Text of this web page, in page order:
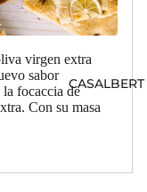
virgen extra
sabor
focaccia de
Con su masa